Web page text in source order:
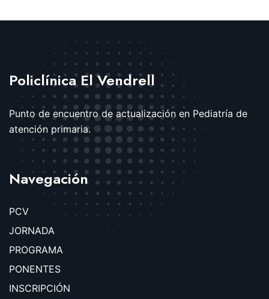
Policlínica El Vendrell
Punto de encuentro de actualización en Pediatría de
atención primaria.
Navegación
PCV
JORNADA
PROGRAMA
PONENTES
INSCRIPCIÓN